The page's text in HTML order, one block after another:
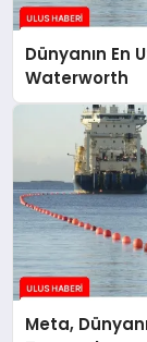
Dünyanın En
Waterworth
Meta,